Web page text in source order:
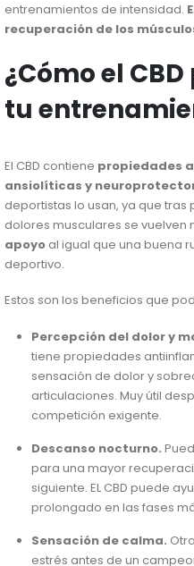
entrenamientos de intensidad.
recuperación de los
¿Cómo el
tu
El CBD contiene propiedades
ansiolíticas y
deportistas lo usan, ya que
dolores musculares se vuelven
apoyo al igual que una buena
deportivo.
Estos son los beneficios que
Percepción del dolor y
tiene propiedades
sensación de dolor y
articulaciones. Muy útil
competición exigente.
Descanso nocturno.
para una mayor
siguiente. EL CBD puede
prolongado en las fases
Sensación de calma.
estrés antes de un